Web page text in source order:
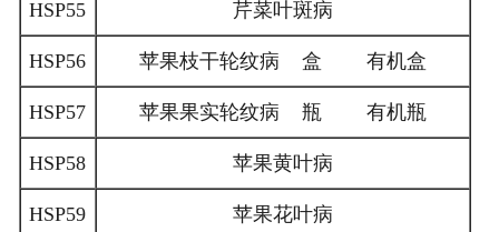
HSP55 芹菜叶斑病
HSP56 苹果枝干轮纹病 盒 有机盒
HSP57 苹果果实轮纹病 瓶 有机瓶
HSP58 苹果黄叶病
HSP59 苹果花叶病